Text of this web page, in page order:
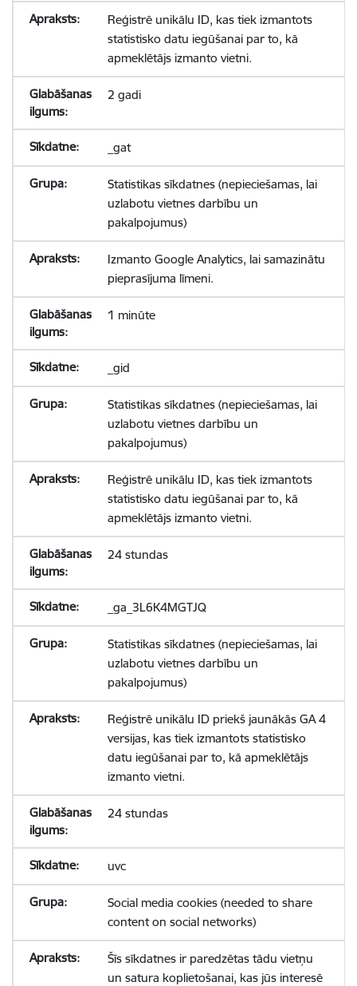
Reģistrē unikālu ID, kas tiek izmantots
statistisko datu iegūšanai par to, kā
apmeklētājs izmanto vietni.
2 gadi
_gat
Statistikas sīkdatnes (nepieciešamas, lai
uzlabotu vietnes darbību un
pakalpojumus)
Izmanto Google Analytics, lai samazinātu
pieprasījuma līmeni.
1 minūte
_gid
Statistikas sīkdatnes (nepieciešamas, lai
uzlabotu vietnes darbību un
pakalpojumus)
Reģistrē unikālu ID, kas tiek izmantots
statistisko datu iegūšanai par to, kā
apmeklētājs izmanto vietni.
24 stundas
_ga_3L6K4MGTJQ
Statistikas sīkdatnes (nepieciešamas, lai
uzlabotu vietnes darbību un
pakalpojumus)
Reģistrē unikālu ID priekš jaunākās GA 4
versijas, kas tiek izmantots statistisko
datu iegūšanai par to, kā apmeklētājs
izmanto vietni.
24 stundas
uvc
Social media cookies (needed to share
content on social networks)
Šīs sīkdatnes ir paredzētas tādu vietņu
un satura koplietošanai, kas jūs interesē